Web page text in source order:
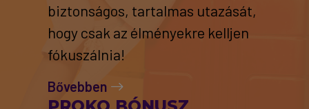
biztonságos, tartalmas utazását,
hogy csak az élményekre kelljen
fókuszálnia!
Bővebben